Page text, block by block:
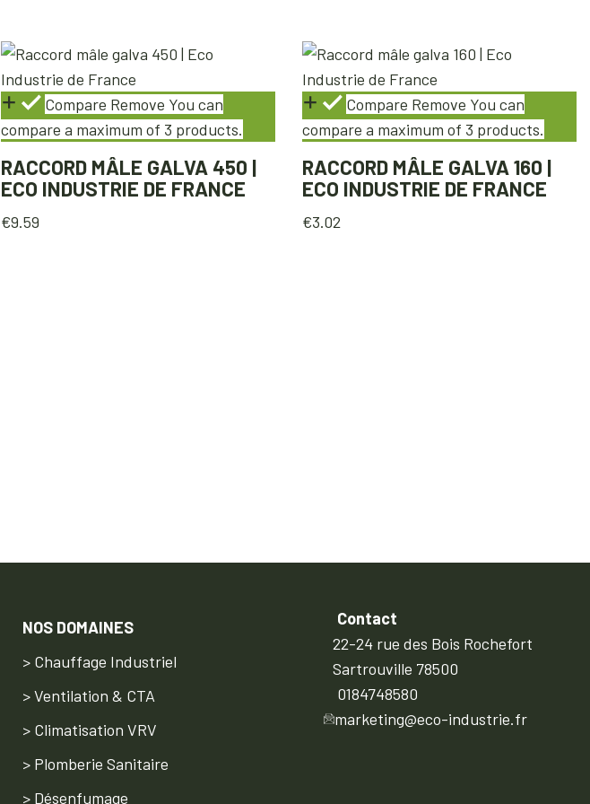
Compare Remove You can
compare a maximum of 3 products.
RACCORD MÂLE GALVA 450 |
ECO INDUSTRIE DE FRANCE
€9.59
Compare Remove You can
compare a maximum of 3 products.
RACCORD MÂLE GALVA 160 |
ECO INDUSTRIE DE FRANCE
€3.02
NOS DOMAINES
> Chauffage Industriel
> Ventilation & CTA
> Climatisation VRV
> Plomberie Sanitaire
> Désenfumage
Contact
22-24 rue des Bois Rochefort
Sartrouville 78500
0184748580
marketing@eco-industrie.fr